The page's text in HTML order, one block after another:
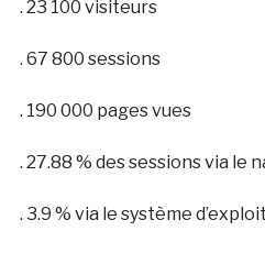
. 23 100 visiteurs
. 67 800 sessions
. 190 000 pages vues
. 27.88 % des sessions via le
. 3.9 % via le système